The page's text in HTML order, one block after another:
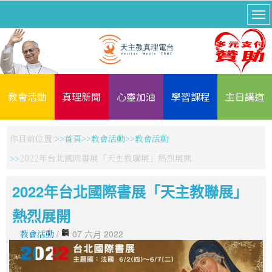
教會活動 真理新聞 心靈加油 學習課程 主日講道
你目前位置: 首頁 教會活動
教會活動
2022年台北國際書展「天主教聯展」熱烈展開
2022年台北國際書展「天主教聯展」
熱烈展開
教會活動 / 07 六月 2022